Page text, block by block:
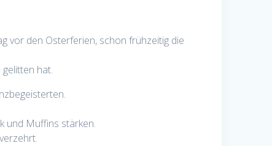
vor den Osterferien, schon frühzeitig die
hat.
und Muffins stärken.